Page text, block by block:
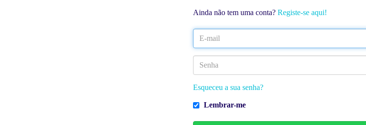
Ainda não tem uma conta? Registe-se aqui!
Esqueceu a sua senha?
Lembrar-me